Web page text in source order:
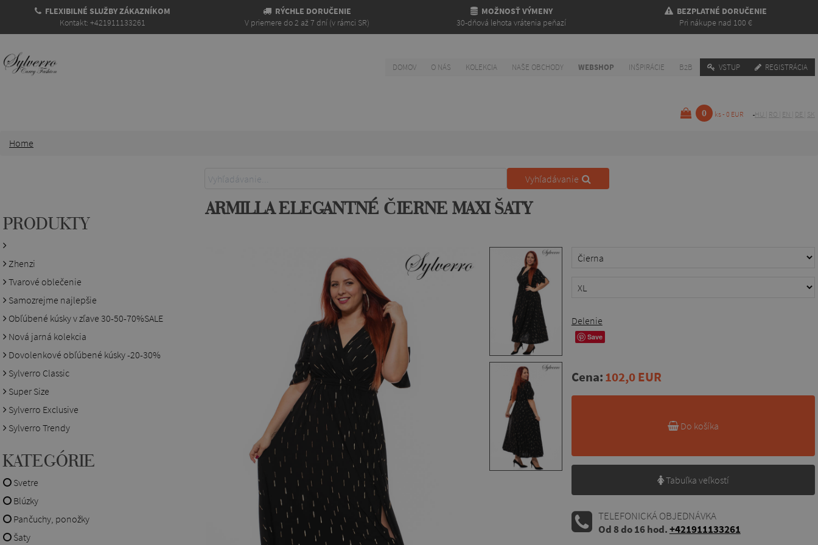
FLEXIBILNÉ SLUŽBY ZÁKAZNÍKOM
Kontakt: +421911133261
RÝCHLE DORUČENIE
V priemere do 2 až 7 dní (v rámci SR)
MOŽNOSŤ VÝMENY
30-dňová lehota vrátenia peňazí
BEZPLATNÉ DORUČENIE
Pri nákupe nad 100 €
DOMOV O NÁS KOLEKCIA NAŠE OBCHODY WEBSHOP INŠPIRÁCIE B2B VSTUP REGISTRÁCIA
0 ks - 0 EUR HU RO EN DE SK
Home
Vyhľadávanie
PRODUKTY
Zhenzi
Tvarové oblečenie
Samozrejme najlepšie
Obľúbené kúsky v zľave 30-50-70%SALE
Nová jarná kolekcia
Dovolenkové obľúbené kúsky -20-30%
Sylverro Classic
Super Size
Sylverro Exclusive
Sylverro Trendy
KATEGÓRIE
Svetre
Blúzky
Pančuchy, ponožky
Šaty
ARMILLA ELEGANTNÉ ČIERNE MAXI ŠATY
Delenie
Save
Cena:102,0 EUR
Do košíka
Tabuľka veľkostí
TELEFONICKÁ OBJEDNÁVKA
Od 8 do 16 hod.+421911133261